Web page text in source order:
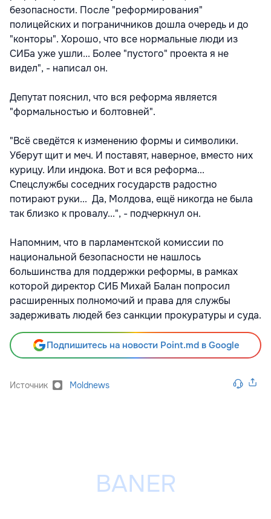
безопасности. После "реформирования"
полицейских и пограничников дошла очередь и до
"конторы". Хорошо, что все нормальные люди из
СИБа уже ушли... Более "пустого" проекта я не
видел", - написал он.
Депутат пояснил, что вся реформа является
"формальностью и болтовней".
"Всё сведётся к изменению формы и символики.
Уберут щит и меч. И поставят, наверное, вместо них
курицу. Или индюка. Вот и вся реформа...
Спецслужбы соседних государств радостно
потирают руки... Да, Молдова, ещё никогда не была
так близко к провалу...", - подчеркнул он.
Напомним, что в парламентской комиссии по
национальной безопасности не нашлось
большинства для поддержки реформы, в рамках
которой директор СИБ Михай Балан попросил
расширенных полномочий и права для службы
задерживать людей без санкции прокуратуры и суда.
Подпишитесь на новости Point.md в Google
Источник Moldnews